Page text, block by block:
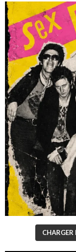
CHARGER